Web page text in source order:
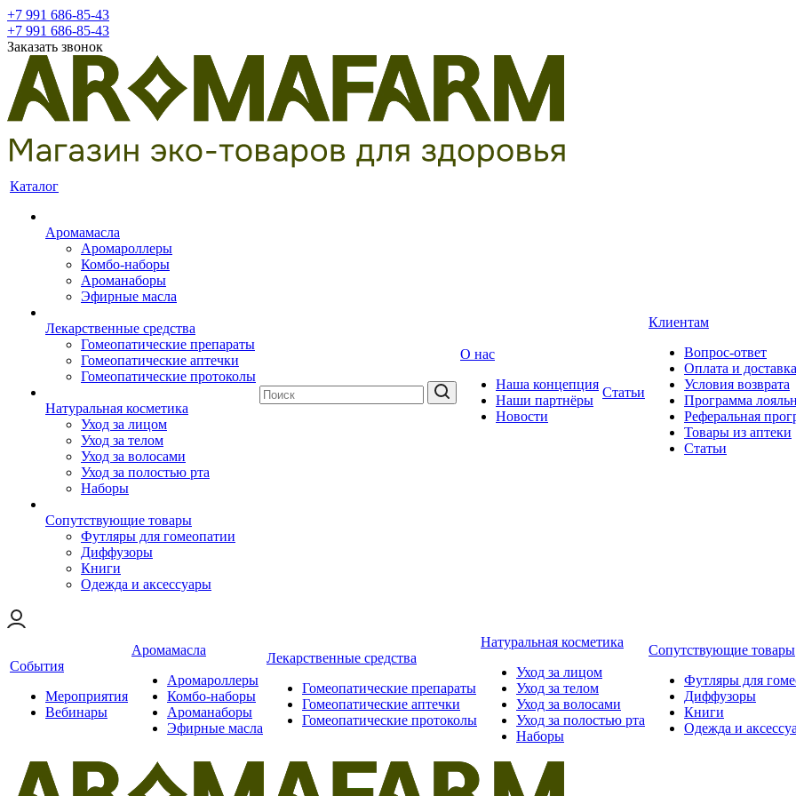
+7 991 686-85-43
+7 991 686-85-43
Заказать звонок
Каталог
Аромамасла
Аромароллеры
Комбо-наборы
Ароманаборы
Эфирные масла
Лекарственные средства
Гомеопатические препараты
Гомеопатические аптечки
Гомеопатические протоколы
Натуральная косметика
Уход за лицом
Уход за телом
Уход за волосами
Уход за полостью рта
Наборы
Сопутствующие товары
Футляры для гомеопатии
Диффузоры
Книги
Одежда и аксессуары
О нас
Наша концепция
Наши партнёры
Новости
Статьи
Клиентам
Вопрос-ответ
Оплата и доставка
Условия возврата
Программа
Реферальная
Товары из аптеки
Статьи
События
Мероприятия
Вебинары
Аромамасла
Аромароллеры
Комбо-наборы
Ароманаборы
Эфирные масла
Лекарственные средства
Гомеопатические препараты
Гомеопатические аптечки
Гомеопатические протоколы
Натуральная косметика
Уход за лицом
Уход за телом
Уход за волосами
Уход за полостью рта
Наборы
Сопутствующие товары
Футляры для
Диффузоры
Книги
Одежда и